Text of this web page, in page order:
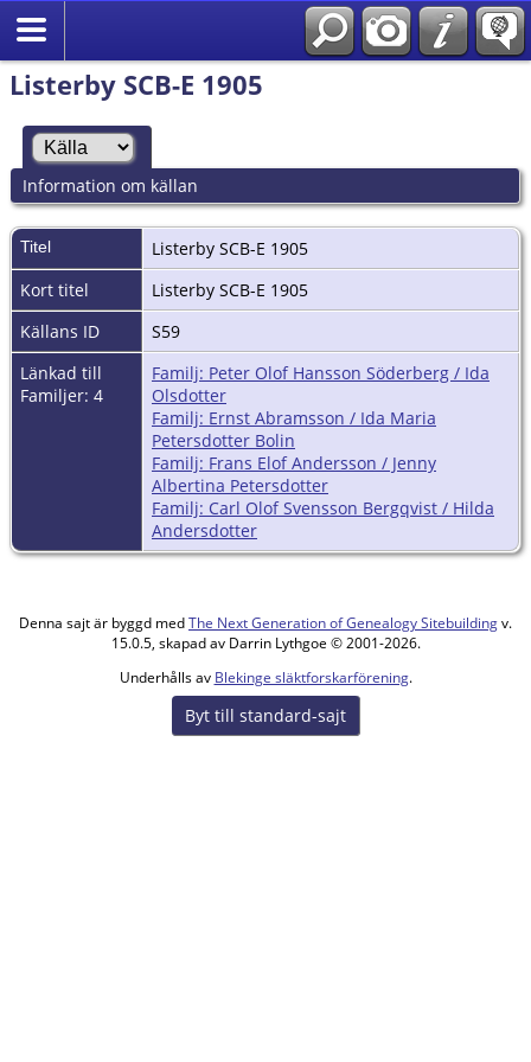
Listerby SCB-E 1905
Information om källan
Titel
Listerby SCB-E 1905
Kort titel
Listerby SCB-E 1905
Källans ID
S59
Länkad till
Familjer: 4
Familj: Peter Olof Hansson Söderberg / Ida
Olsdotter
Familj: Ernst Abramsson / Ida Maria
Petersdotter Bolin
Familj: Frans Elof Andersson / Jenny
Albertina Petersdotter
Familj: Carl Olof Svensson Bergqvist / Hilda
Andersdotter
Denna sajt är byggd medThe Next Generation of Genealogy Sitebuildingv.
15.0.5, skapad av Darrin Lythgoe © 2001-2026.
Underhålls av Blekinge släktforskarförening.
Byt till standard-sajt